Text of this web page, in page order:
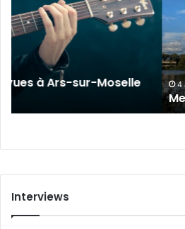
Moselle
1
avant
air
Plan
4 août 2026
Metz : J-1
Interviews